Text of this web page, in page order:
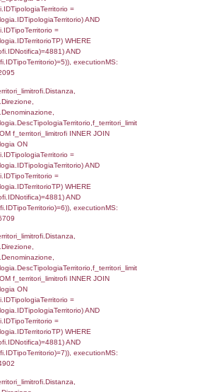
el_regioni.Regione,
INNER JOIN ((el_comuni INNER
=
JOIN el_regioni ON
ON
WHERE
'; ') AS DescAltro,
=
=
)
= 4881 ) AND
= 1)
0.076548099517822
f_territori_limitrofi.Distanza,